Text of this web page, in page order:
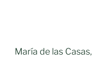
María de las